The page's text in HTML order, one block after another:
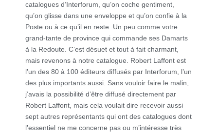
catalogues d’Interforum, qu’on coche gentiment,
qu’on glisse dans une enveloppe et qu’on confie à la
Poste ou à ce qu’il en reste. Un peu comme votre
grand-tante de province qui commande ses Damarts
à la Redoute. C’est désuet et tout à fait charmant,
mais revenons à notre catalogue. Robert Laffont est
l’un des 80 à 100 éditeurs diffusés par Interforum, l’un
des plus importants aussi. Sans vouloir faire le malin,
j’avais la possibilité d’être diffusé directement par
Robert Laffont, mais cela voulait dire recevoir aussi
sept autres représentants qui ont des catalogues dont
l’essentiel ne me concerne pas ou m’intéresse très